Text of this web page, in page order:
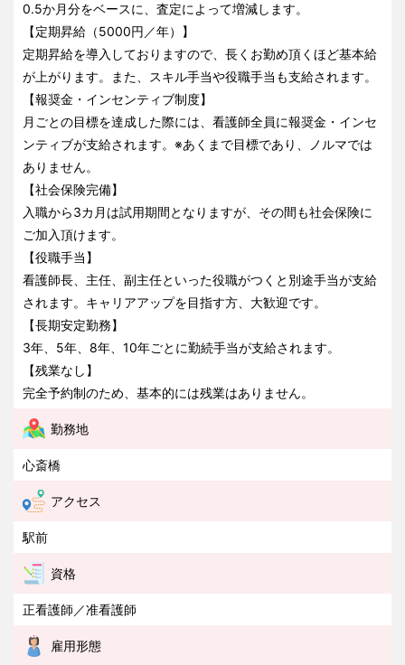
0.5か月分をベースに、査定によって増減します。
【定期昇給（5000円／年）】
定期昇給を導入しておりますので、長くお勤め頂くほど基本給
が上がります。また、スキル手当や役職手当も支給されます。
【報奨金・インセンティブ制度】
月ごとの目標を達成した際には、看護師全員に報奨金・インセ
ンティブが支給されます。※あくまで目標であり、ノルマでは
ありません。
【社会保険完備】
入職から3カ月は試用期間となりますが、その間も社会保険に
ご加入頂けます。
【役職手当】
看護師長、主任、副主任といった役職がつくと別途手当が支給
されます。キャリアアップを目指す方、大歓迎です。
【長期安定勤務】
3年、5年、8年、10年ごとに勤続手当が支給されます。
【残業なし】
完全予約制のため、基本的には残業はありません。
勤務地
心斎橋
アクセス
駅前
資格
正看護師／准看護師
雇用形態